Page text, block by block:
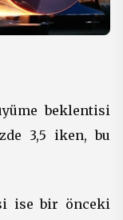
beklentisi
3,5 iken, bu
ise bir önceki